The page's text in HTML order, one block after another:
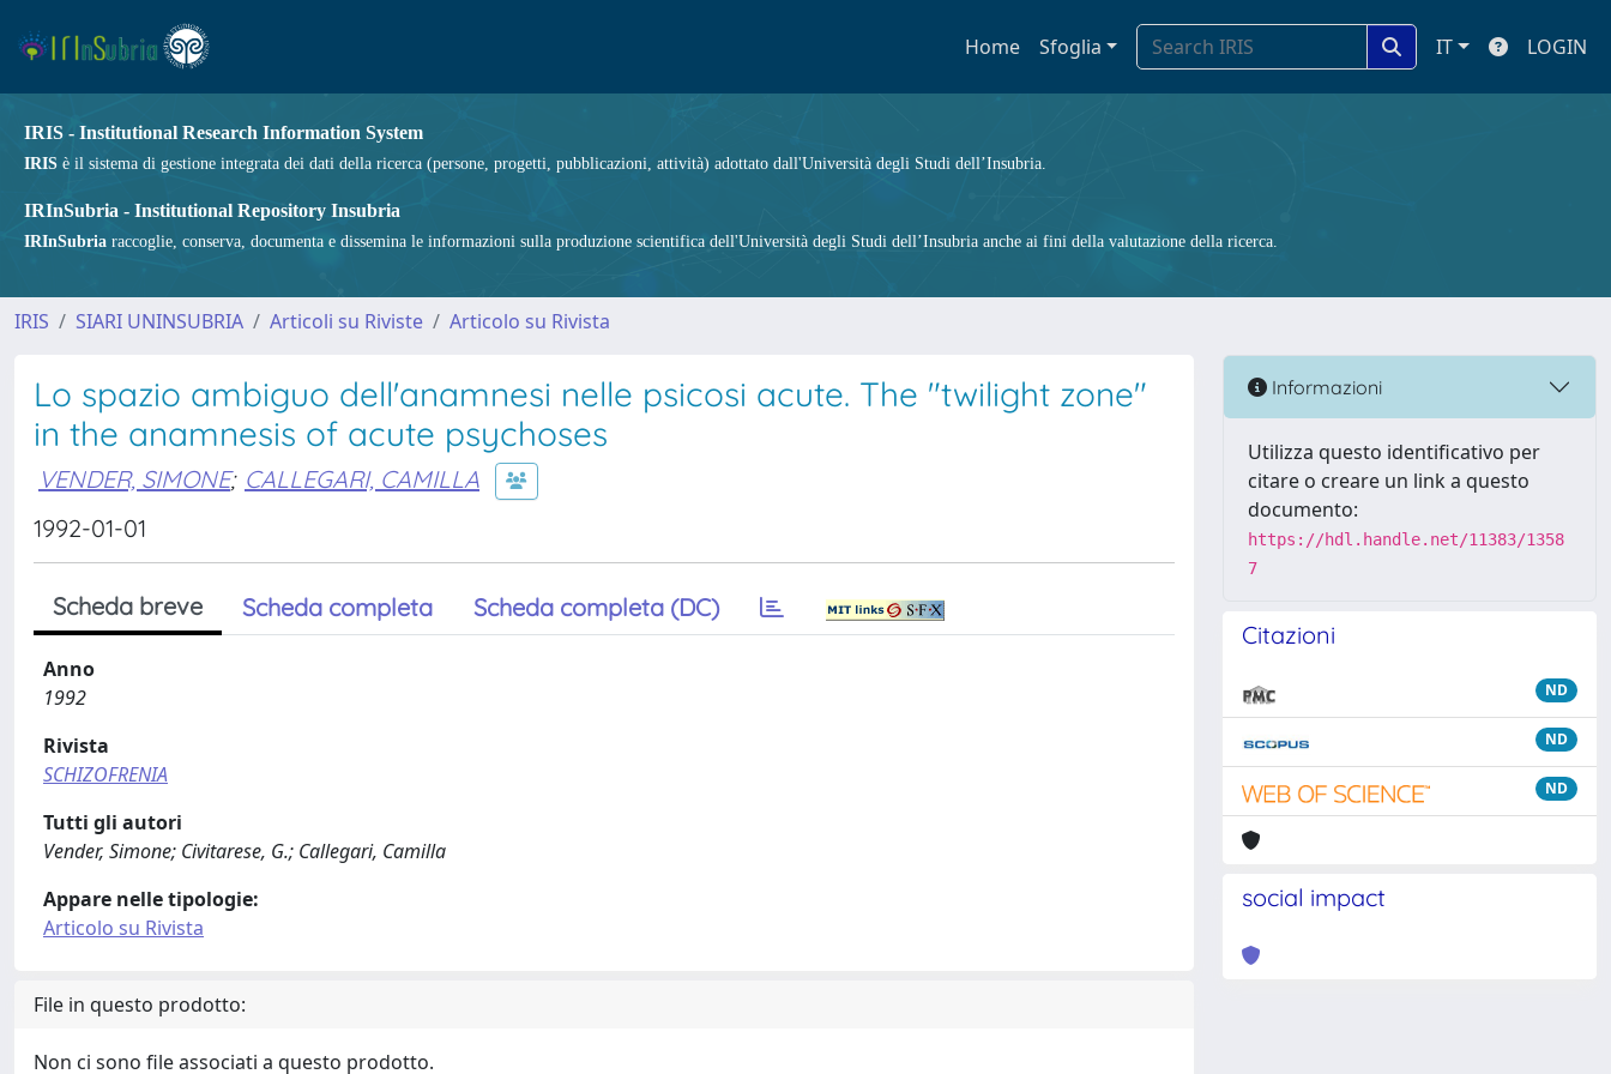
Home Sfoglia IT LOGIN
IRIS - Institutional Research Information System
IRIS è il sistema di gestione integrata dei dati della ricerca (persone, progetti, pubblicazioni, attività) adottato dall'Università degli Studi dell’Insubria.
IRInSubria - Institutional Repository Insubria
IRInSubria raccoglie, conserva, documenta e dissemina le informazioni sulla produzione scientifica dell'Università degli Studi dell’Insubria anche ai fini della valutazione della ricerca.
IRIS SIARI UNINSUBRIA Articoli su Riviste Articolo su Rivista
Lo spazio ambiguo dell'anamnesi nelle psicosi acute. The "twilight zone"
in the anamnesis of acute psychoses
VENDER, SIMONE; CALLEGARI, CAMILLA
1992-01-01
Scheda breve Scheda completa Scheda completa (DC)
Anno
1992
Rivista
SCHIZOFRENIA
Tutti gli autori
Vender, Simone; Civitarese, G.; Callegari, Camilla
Appare nelle tipologie:
Articolo su Rivista
File in questo prodotto:
Non ci sono file associati a questo prodotto.
Informazioni
Utilizza questo identificativo per
citare o creare un link a questo
documento:
https://hdl.handle.net/11383/1358
7
Citazioni
ND
ND
ND
social impact